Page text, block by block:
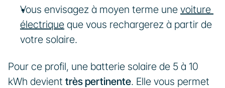
Vous envisagez à moyen terme une voiture
électrique que vous rechargerez à partir de
votre solaire.
Pour ce profil, une batterie solaire de 5 à 10
kWh devient très pertinente. Elle vous permet